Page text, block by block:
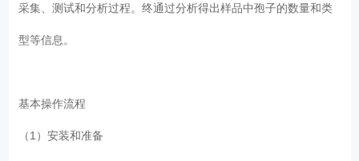
采集、测试和分析过程。终通过分析得出样品中孢子的数量和类
型等信息。
基本操作流程
（1）安装和准备